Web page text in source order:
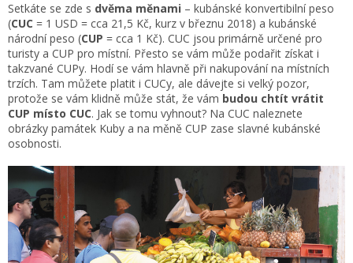
Setkáte se zde s dvěma měnami – kubánské konvertibilní peso
(CUC = 1 USD = cca 21,5 Kč, kurz v březnu 2018) a kubánské
národní peso (CUP = cca 1 Kč). CUC jsou primárně určené pro
turisty a CUP pro místní. Přesto se vám může podařit získat i
takzvané CUPy. Hodí se vám hlavně při nakupování na místních
trzích. Tam můžete platit i CUCy, ale dávejte si velký pozor,
protože se vám klidně může stát, že vám budou chtít vrátit
CUP místo CUC. Jak se tomu vyhnout? Na CUC naleznete
obrázky památek Kuby a na měně CUP zase slavné kubánské
osobnosti.